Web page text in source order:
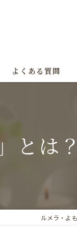
よくある質問
とは
ルメラ・よ